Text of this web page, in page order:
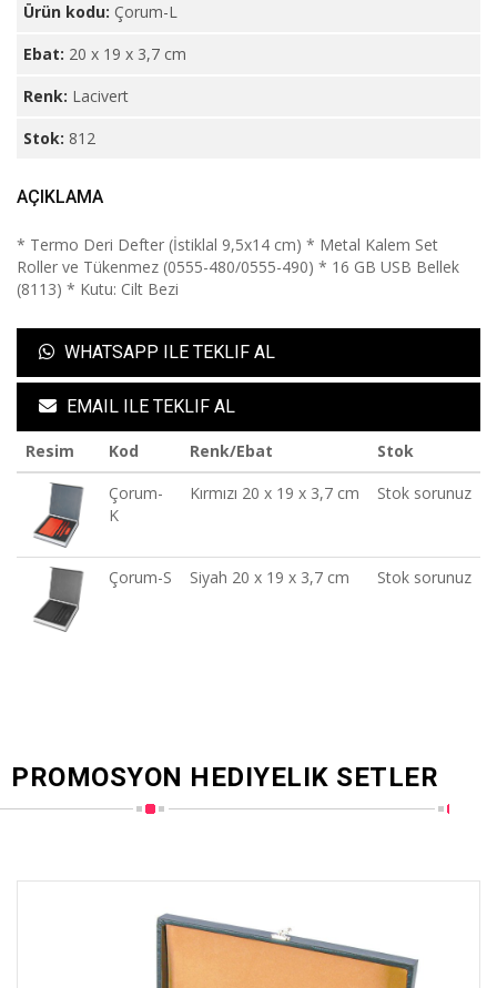
Ürün kodu: Çorum-L
Ebat: 20 x 19 x 3,7 cm
Renk: Lacivert
Stok: 812
AÇIKLAMA
* Termo Deri Defter (İstiklal 9,5x14 cm) * Metal Kalem Set
Roller ve Tükenmez (0555-480/0555-490) * 16 GB USB Bellek
(8113) * Kutu: Cilt Bezi
WHATSAPP ILE TEKLIF AL
EMAIL ILE TEKLIF AL
Resim Kod Renk/Ebat
Stok
Çorum-
K
Kırmızı 20 x 19 x 3,7 cm Stok sorunuz
Çorum-S Siyah 20 x 19 x 3,7 cm Stok sorunuz
PROMOSYON HEDIYELIK SETLER